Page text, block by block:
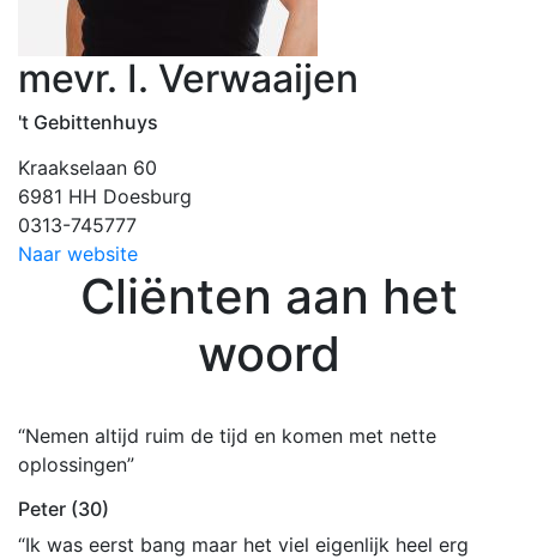
mevr. I. Verwaaijen
't Gebittenhuys
Kraakselaan 60
6981 HH Doesburg
0313-745777
Naar website
Cliënten aan het
woord
“Nemen altijd ruim de tijd en komen met nette
oplossingen”
Peter (30)
“Ik was eerst bang maar het viel eigenlijk heel erg